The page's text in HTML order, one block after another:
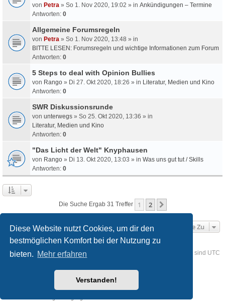
Diese Website nutzt Cookies, um dir den
bestmöglichen Komfort bei der Nutzung zu
bieten. Mehr erfahren
Verstanden!
von Petra » So 1. Nov 2020, 19:02 » in Ankündigungen – Termine
Antworten: 0
Allgemeine Forumsregeln
von Petra » So 1. Nov 2020, 13:48 » in
BITTE LESEN: Forumsregeln und wichtige Informationen zum Forum
Antworten: 0
5 Steps to deal with Opinion Bullies
von Rango » Di 27. Okt 2020, 18:26 » in Literatur, Medien und Kino
Antworten: 0
SWR Diskussionsrunde
von unterwegs » So 25. Okt 2020, 13:36 » in
Literatur, Medien und Kino
Antworten: 0
"Das Licht der Welt" Knyphausen
von Rango » Di 13. Okt 2020, 13:03 » in Was uns gut tut / Skills
Antworten: 0
Die Suche Ergab 31 Treffer 1 2
Gehe Zu
Foren-Übersicht Kontakt Alle Zeiten sind UTC
® Forum Software © phpBB Limited
phpBB.de
created by INVENTEA & v12mike